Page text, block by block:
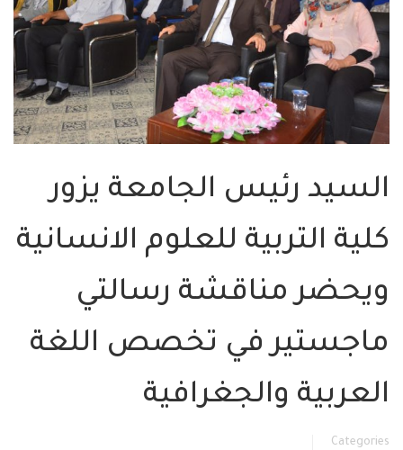
السيد رئيس الجامعة يزور
كلية التربية للعلوم الانسانية
ويحضر مناقشة رسالتي
ماجستير في تخصص اللغة
العربية والجغرافية
Categories